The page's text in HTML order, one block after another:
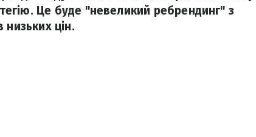
Це буде "невеликий ребрендинг" з
цін.